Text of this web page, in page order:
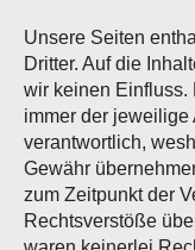
Unsere Seiten
Dritter. Auf die
wir keinen Einfluss.
immer der jeweilige
verantwortlich,
Gewähr
zum Zeitpunkt der
Rechtsverstöße